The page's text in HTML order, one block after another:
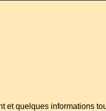
et quelques informations